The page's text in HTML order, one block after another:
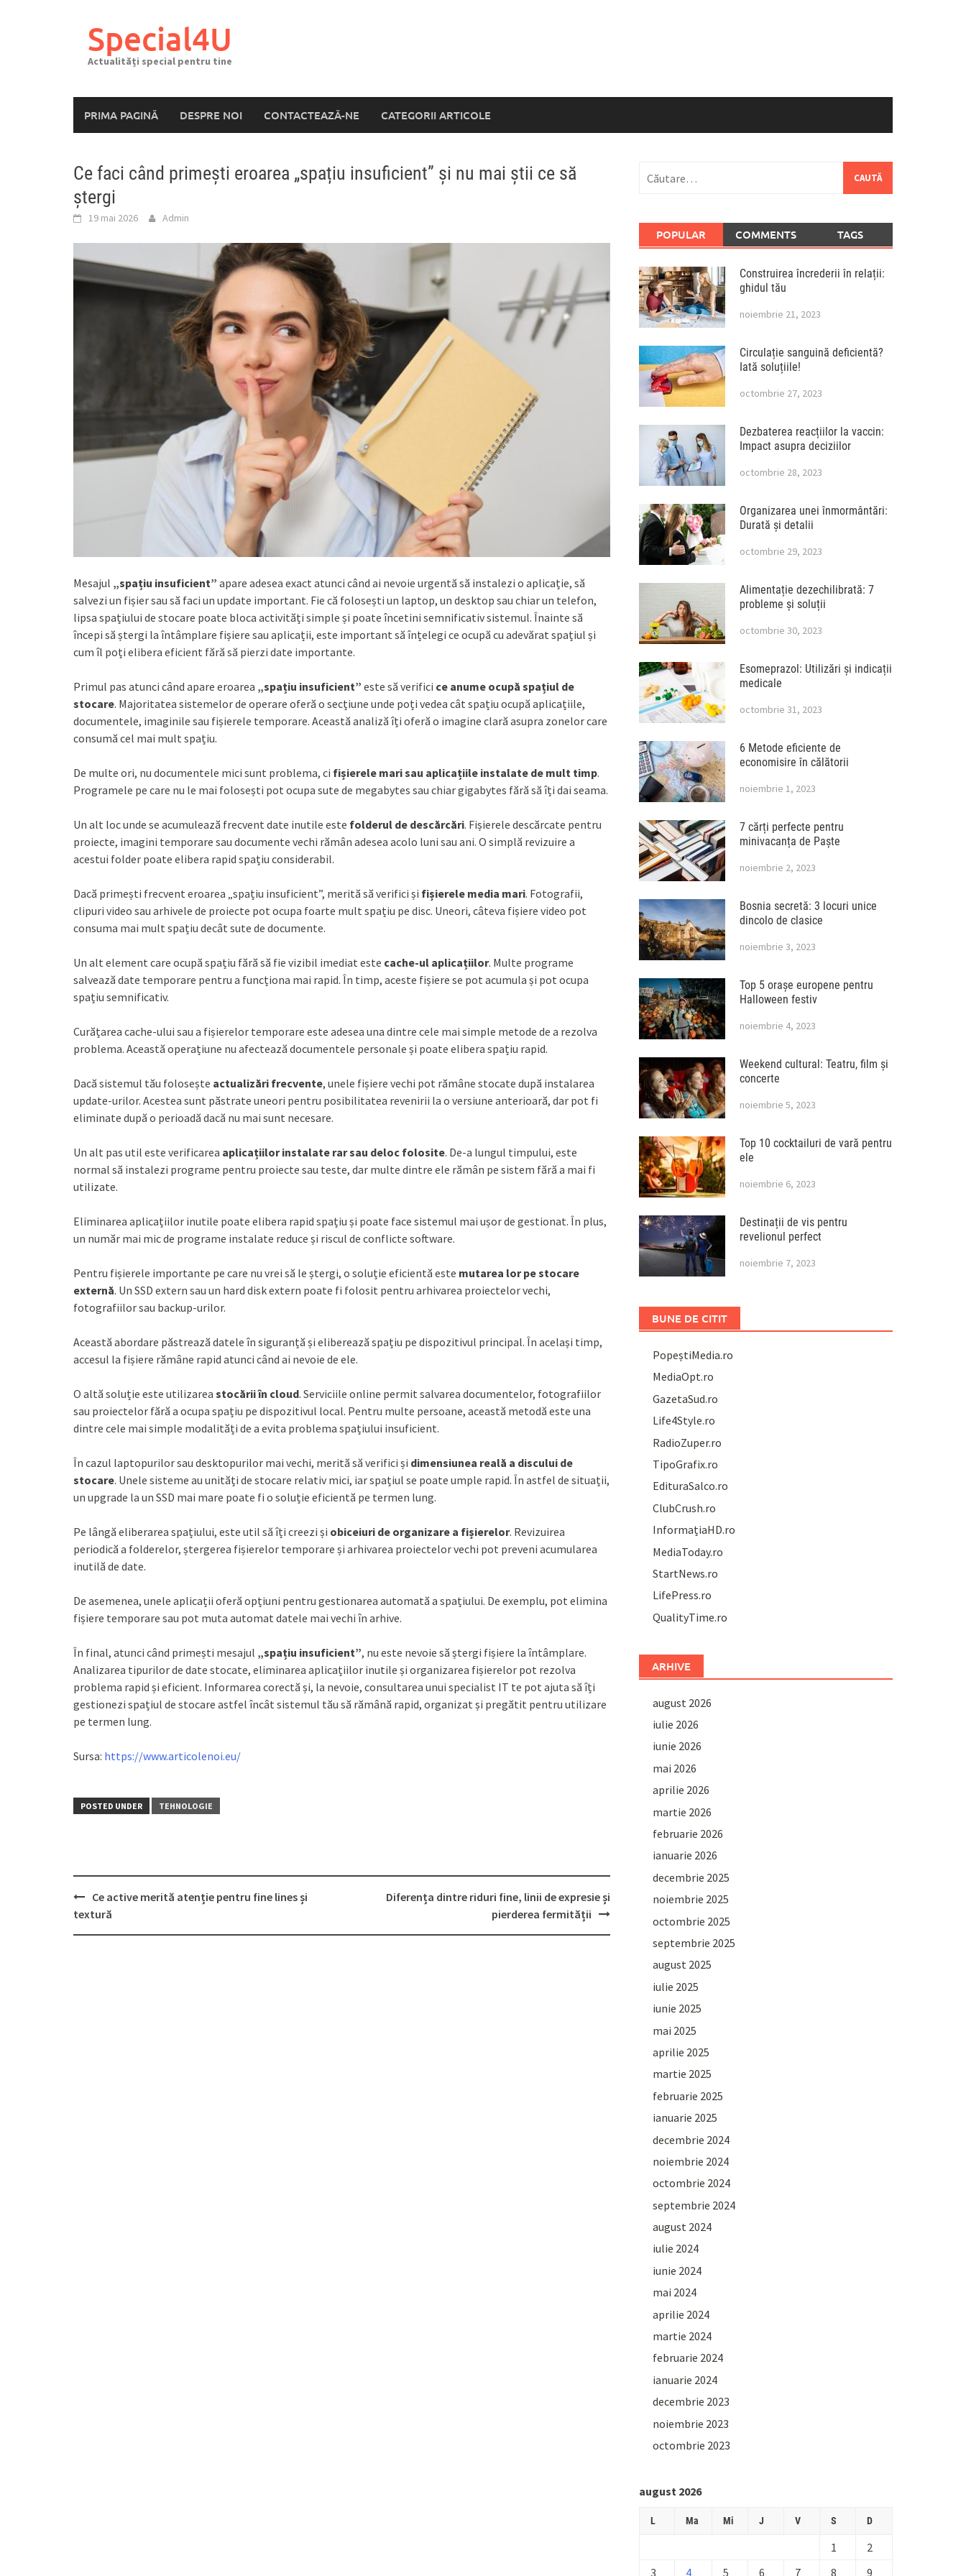
Special4U
Actualități special pentru tine
PRIMA PAGINĂ DESPRE NOI CONTACTEAZĂ-NE CATEGORII ARTICOLE
Ce faci când primești eroarea „spațiu insuficient” și nu mai știi ce să
ștergi
19 mai 2026 Admin
Mesajul „spațiu insuficient” apare adesea exact atunci când ai nevoie urgentă să instalezi o aplicație, să
salvezi un fișier sau să faci un update important. Fie că folosești un laptop, un desktop sau chiar un telefon,
lipsa spațiului de stocare poate bloca activități simple și poate încetini semnificativ sistemul. Înainte să
începi să ștergi la întâmplare fișiere sau aplicații, este important să înțelegi ce ocupă cu adevărat spațiul și
cum îl poți elibera eficient fără să pierzi date importante.
Primul pas atunci când apare eroarea „spațiu insuficient” este să verifici ce anume ocupă spațiul de
stocare. Majoritatea sistemelor de operare oferă o secțiune unde poți vedea cât spațiu ocupă aplicațiile,
documentele, imaginile sau fișierele temporare. Această analiză îți oferă o imagine clară asupra zonelor care
consumă cel mai mult spațiu.
De multe ori, nu documentele mici sunt problema, ci fișierele mari sau aplicațiile instalate de mult timp.
Programele pe care nu le mai folosești pot ocupa sute de megabytes sau chiar gigabytes fără să îți dai seama.
Un alt loc unde se acumulează frecvent date inutile este folderul de descărcări. Fișierele descărcate pentru
proiecte, imagini temporare sau documente vechi rămân adesea acolo luni sau ani. O simplă revizuire a
acestui folder poate elibera rapid spațiu considerabil.
Dacă primești frecvent eroarea „spațiu insuficient”, merită să verifici și fișierele media mari. Fotografii,
clipuri video sau arhivele de proiecte pot ocupa foarte mult spațiu pe disc. Uneori, câteva fișiere video pot
consuma mai mult spațiu decât sute de documente.
Un alt element care ocupă spațiu fără să fie vizibil imediat este cache-ul aplicațiilor. Multe programe
salvează date temporare pentru a funcționa mai rapid. În timp, aceste fișiere se pot acumula și pot ocupa
spațiu semnificativ.
Curățarea cache-ului sau a fișierelor temporare este adesea una dintre cele mai simple metode de a rezolva
problema. Această operațiune nu afectează documentele personale și poate elibera spațiu rapid.
Dacă sistemul tău folosește actualizări frecvente, unele fișiere vechi pot rămâne stocate după instalarea
update-urilor. Acestea sunt păstrate uneori pentru posibilitatea revenirii la o versiune anterioară, dar pot fi
eliminate după o perioadă dacă nu mai sunt necesare.
Un alt pas util este verificarea aplicațiilor instalate rar sau deloc folosite. De-a lungul timpului, este
normal să instalezi programe pentru proiecte sau teste, dar multe dintre ele rămân pe sistem fără a mai fi
utilizate.
Eliminarea aplicațiilor inutile poate elibera rapid spațiu și poate face sistemul mai ușor de gestionat. În plus,
un număr mai mic de programe instalate reduce și riscul de conflicte software.
Pentru fișierele importante pe care nu vrei să le ștergi, o soluție eficientă este mutarea lor pe stocare
externă. Un SSD extern sau un hard disk extern poate fi folosit pentru arhivarea proiectelor vechi,
fotografiilor sau backup-urilor.
Această abordare păstrează datele în siguranță și eliberează spațiu pe dispozitivul principal. În același timp,
accesul la fișiere rămâne rapid atunci când ai nevoie de ele.
O altă soluție este utilizarea stocării în cloud. Serviciile online permit salvarea documentelor, fotografiilor
sau proiectelor fără a ocupa spațiu pe dispozitivul local. Pentru multe persoane, această metodă este una
dintre cele mai simple modalități de a evita problema spațiului insuficient.
În cazul laptopurilor sau desktopurilor mai vechi, merită să verifici și dimensiunea reală a discului de
stocare. Unele sisteme au unități de stocare relativ mici, iar spațiul se poate umple rapid. În astfel de situații,
un upgrade la un SSD mai mare poate fi o soluție eficientă pe termen lung.
Pe lângă eliberarea spațiului, este util să îți creezi și obiceiuri de organizare a fișierelor. Revizuirea
periodică a folderelor, ștergerea fișierelor temporare și arhivarea proiectelor vechi pot preveni acumularea
inutilă de date.
De asemenea, unele aplicații oferă opțiuni pentru gestionarea automată a spațiului. De exemplu, pot elimina
fișiere temporare sau pot muta automat datele mai vechi în arhive.
În final, atunci când primești mesajul „spațiu insuficient”, nu este nevoie să ștergi fișiere la întâmplare.
Analizarea tipurilor de date stocate, eliminarea aplicațiilor inutile și organizarea fișierelor pot rezolva
problema rapid și eficient. Informarea corectă și, la nevoie, consultarea unui specialist IT te pot ajuta să îți
gestionezi spațiul de stocare astfel încât sistemul tău să rămână rapid, organizat și pregătit pentru utilizare
pe termen lung.
Sursa: https://www.articolenoi.eu/
POSTED UNDER TEHNOLOGIE
Post
navigation
Ce active merită atenție pentru fine lines și
textură
Diferența dintre riduri fine, linii de expresie și
pierderea fermității
după:
POPULAR COMMENTS TAGS
Construirea încrederii în relații:
ghidul tău
noiembrie 21, 2023
Circulație sanguină deficientă?
Iată soluțiile!
octombrie 27, 2023
Dezbaterea reacțiilor la vaccin:
Impact asupra deciziilor
octombrie 28, 2023
Organizarea unei înmormântări:
Durată și detalii
octombrie 29, 2023
Alimentație dezechilibrată: 7
probleme și soluții
octombrie 30, 2023
Esomeprazol: Utilizări și indicații
medicale
octombrie 31, 2023
6 Metode eficiente de
economisire în călătorii
noiembrie 1, 2023
7 cărți perfecte pentru
minivacanța de Paște
noiembrie 2, 2023
Bosnia secretă: 3 locuri unice
dincolo de clasice
noiembrie 3, 2023
Top 5 orașe europene pentru
Halloween festiv
noiembrie 4, 2023
Weekend cultural: Teatru, film și
concerte
noiembrie 5, 2023
Top 10 cocktailuri de vară pentru
ele
noiembrie 6, 2023
Destinații de vis pentru
revelionul perfect
noiembrie 7, 2023
BUNE DE CITIT
PopeștiMedia.ro
MediaOpt.ro
GazetaSud.ro
Life4Style.ro
RadioZuper.ro
TipoGrafix.ro
EdituraSalco.ro
ClubCrush.ro
InformațiaHD.ro
MediaToday.ro
StartNews.ro
LifePress.ro
QualityTime.ro
ARHIVE
august 2026
iulie 2026
iunie 2026
mai 2026
aprilie 2026
martie 2026
februarie 2026
ianuarie 2026
decembrie 2025
noiembrie 2025
octombrie 2025
septembrie 2025
august 2025
iulie 2025
iunie 2025
mai 2025
aprilie 2025
martie 2025
februarie 2025
ianuarie 2025
decembrie 2024
noiembrie 2024
octombrie 2024
septembrie 2024
august 2024
iulie 2024
iunie 2024
mai 2024
aprilie 2024
martie 2024
februarie 2024
ianuarie 2024
decembrie 2023
noiembrie 2023
octombrie 2023
august 2026
L Ma Mi J V S D
1
2
3
4 5 6 7 8 9